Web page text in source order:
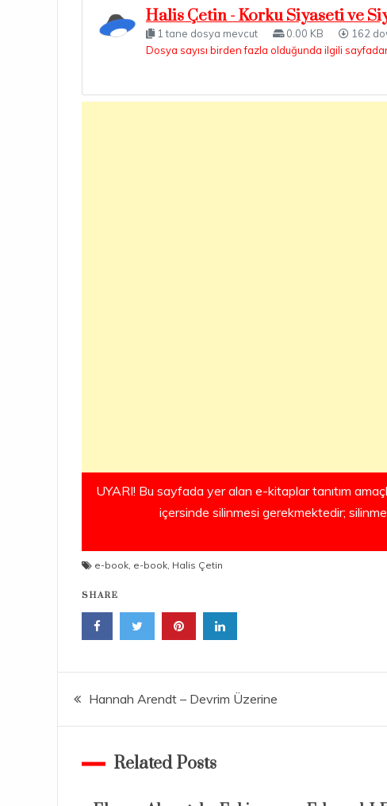
Halis Çetin - Korku Siyaseti ve
1 tane dosya mevcut 0.00 KB
162
Dosya sayısı birden fazla olduğunda ilgili
UYARI! Bu sayfada yer alan e-kitaplar tanıtım
içersinde silinmesi gerekmektedir;
e-book, e-book, Halis Çetin
SHARE
Yazı
gezinmesi
Hannah Arendt – Devrim Üzerine
Related Posts